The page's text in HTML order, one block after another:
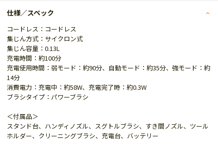
仕様／スペック
コードレス：コードレス
集じん方式：サイクロン式
集じん容量：0.13L
充電時間：約100分
充電使用時間：弱モード：約90分、自動モード：約35分、強モード：約
14分
消費電力：充電中：約58W、充電完了時：約0.3W
ブラシタイプ：パワーブラシ
＜付属品＞
スタンド台、ハンディノズル、スグトルブラシ、すき間ノズル、ツール
ホルダー、クリーニングブラシ、充電台、バッテリー